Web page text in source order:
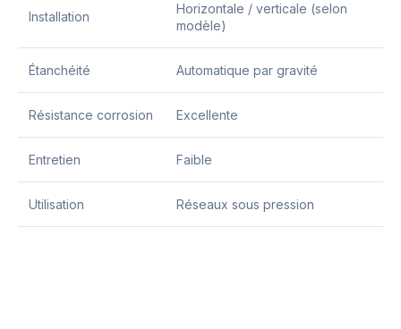
Installation
Horizontale / verticale (selon
modèle)
Étanchéité Automatique par gravité
Résistance corrosion Excellente
Entretien Faible
Utilisation Réseaux sous pression